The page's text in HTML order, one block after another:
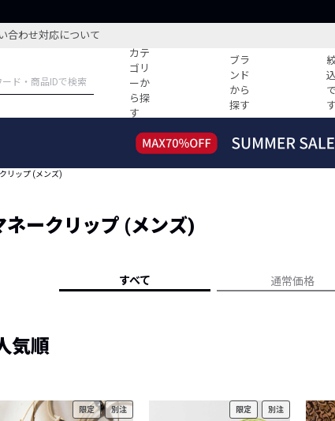
合わせ対応について
カテ
ゴリ
ーか
ら探
す
ブラ
ンド
から
探す
す
特集記事
コーディネート
すべての記事
人気記事ランキング
フォーカスブランド
リップ (メンズ)
ークリップ (メンズ)
すべて 通常価格
気順
限定 別注 限定 別注